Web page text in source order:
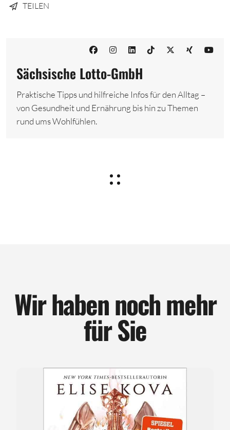
TEILEN
Sächsische Lotto-GmbH
Praktische Tipps und hilfreiche Infos für den Alltag –
von Gesundheit und Ernährung bis hin zu Themen
rund ums Wohlfühlen.
Wir haben noch mehr
für Sie